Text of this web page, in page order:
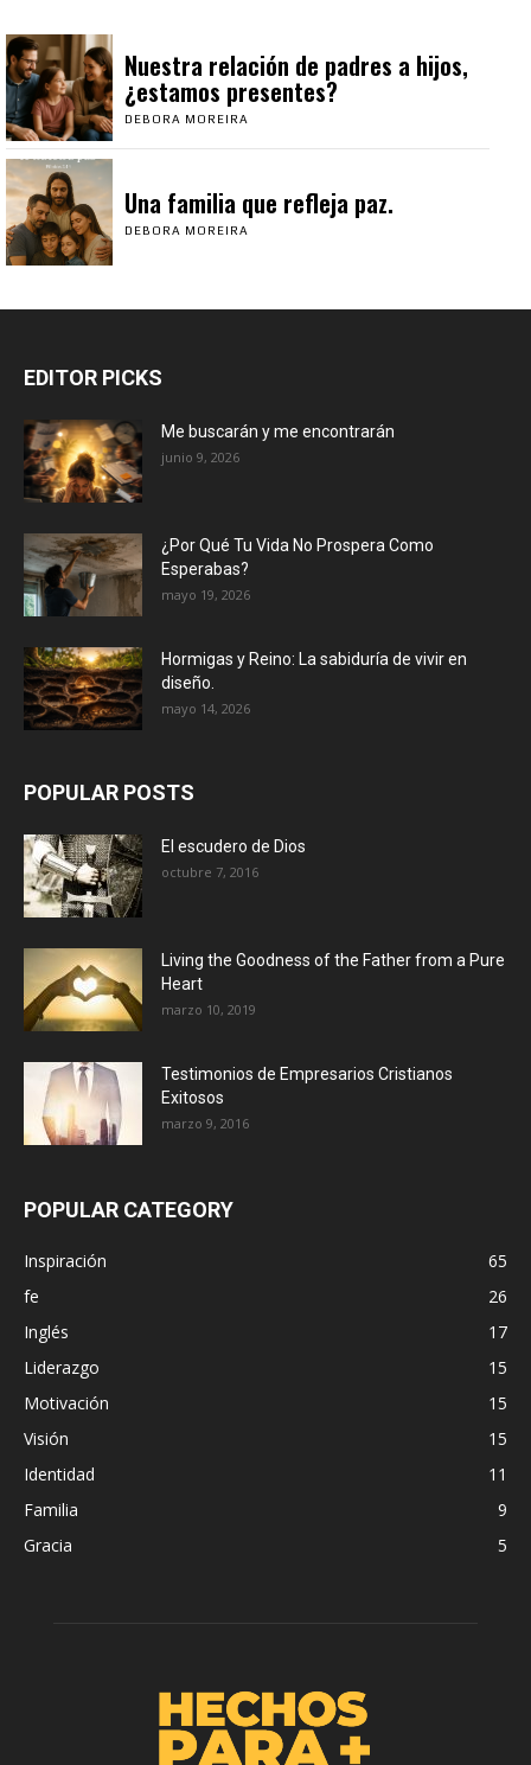
Nuestra relación de padres a hijos,
¿estamos presentes?
DEBORA MOREIRA
Una familia que refleja paz.
DEBORA MOREIRA
EDITOR PICKS
Me buscarán y me encontrarán
junio 9, 2026
¿Por Qué Tu Vida No Prospera Como
Esperabas?
mayo 19, 2026
Hormigas y Reino: La sabiduría de vivir en
diseño.
mayo 14, 2026
POPULAR POSTS
El escudero de Dios
octubre 7, 2016
Living the Goodness of the Father from a Pure
Heart
marzo 10, 2019
Testimonios de Empresarios Cristianos
Exitosos
marzo 9, 2016
POPULAR CATEGORY
Inspiración
65
fe
26
Inglés
17
Liderazgo
15
Motivación
15
Visión
15
Identidad
11
Familia
9
Gracia
5